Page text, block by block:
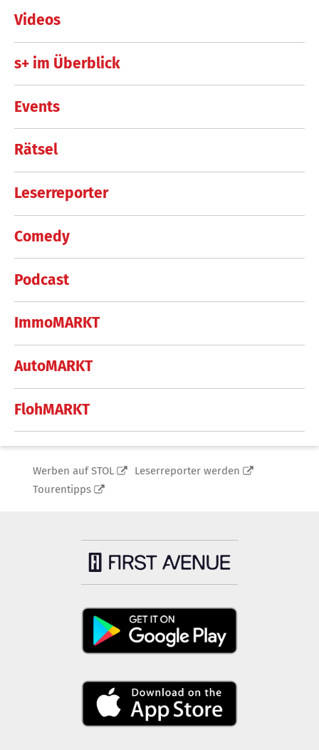
Videos
s+ im Überblick
Events
Rätsel
Leserreporter
Comedy
Podcast
ImmoMARKT
AutoMARKT
FlohMARKT
Werben auf STOL
Leserreporter werden
Tourentipps